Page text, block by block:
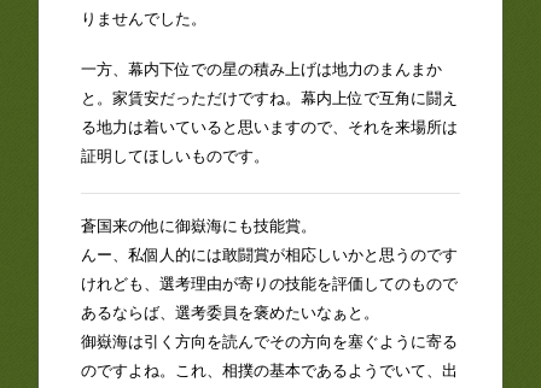
りませんでした。
一方、幕内下位での星の積み上げは地力のまんまか
と。家賃安だっただけですね。幕内上位で互角に闘え
る地力は着いていると思いますので、それを来場所は
証明してほしいものです。
蒼国来の他に御嶽海にも技能賞。
んー、私個人的には敢闘賞が相応しいかと思うのです
けれども、選考理由が寄りの技能を評価してのもので
あるならば、選考委員を褒めたいなぁと。
御嶽海は引く方向を読んでその方向を塞ぐように寄る
のですよね。これ、相撲の基本であるようでいて、出